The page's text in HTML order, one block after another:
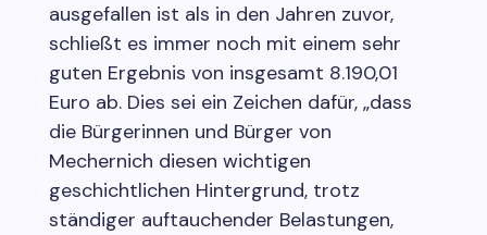
ausgefallen ist als in den Jahren zuvor,
schließt es immer noch mit einem sehr
guten Ergebnis von insgesamt 8.190,01
Euro ab. Dies sei ein Zeichen dafür, „dass
die Bürgerinnen und Bürger von
Mechernich diesen wichtigen
geschichtlichen Hintergrund, trotz
ständiger auftauchender Belastungen,